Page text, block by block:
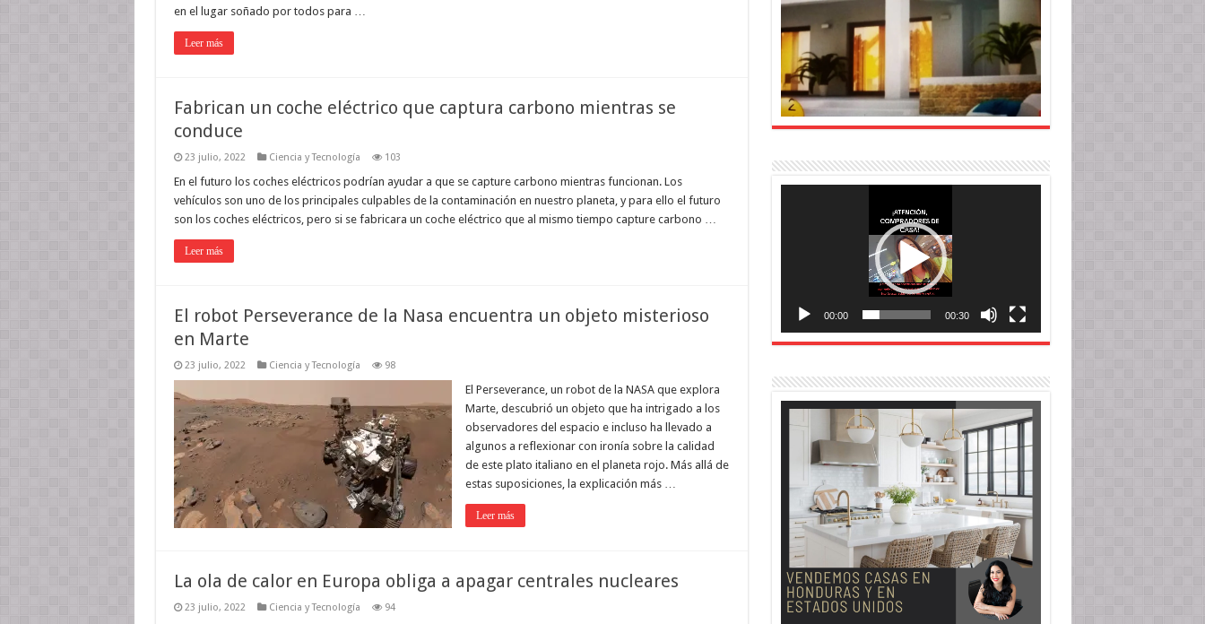
en el lugar soñado por todos para …
Leer más
Fabrican un coche eléctrico que captura carbono mientras se
conduce
23 julio, 2022 Ciencia y Tecnología 103
En el futuro los coches eléctricos podrían ayudar a que se capture carbono mientras funcionan. Los
vehículos son uno de los principales culpables de la contaminación en nuestro planeta, y para ello el futuro
son los coches eléctricos, pero si se fabricara un coche eléctrico que al mismo tiempo capture carbono …
Leer más
El robot Perseverance de la Nasa encuentra un objeto misterioso
en Marte
23 julio, 2022 Ciencia y Tecnología 98
El Perseverance, un robot de la NASA que explora
Marte, descubrió un objeto que ha intrigado a los
observadores del espacio e incluso ha llevado a
algunos a reflexionar con ironía sobre la calidad
de este plato italiano en el planeta rojo. Más allá de
estas suposiciones, la explicación más …
Leer más
La ola de calor en Europa obliga a apagar centrales nucleares
23 julio, 2022 Ciencia y Tecnología 94
00:00 00:30